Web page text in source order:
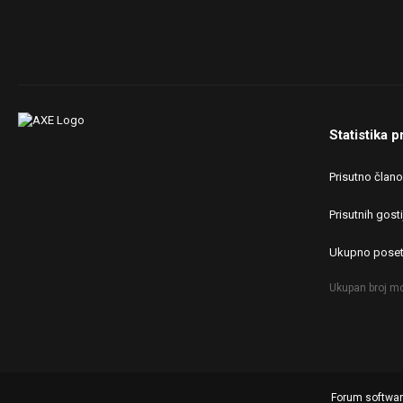
Internet:
Statistika
Prisutno
Prisutnih
Ukupno
Ukupan broj
Forum